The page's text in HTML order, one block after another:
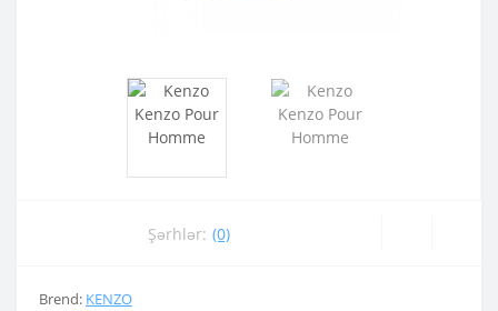
Şərhlər: (0)
Brend: KENZO